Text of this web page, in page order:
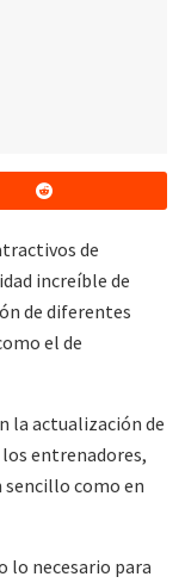
de
increíble de
de diferentes
el de
la actualización de
entrenadores,
sencillo como en
lo necesario para